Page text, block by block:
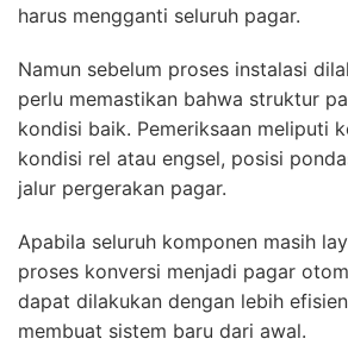
harus mengganti seluruh pagar.
Namun sebelum proses instalasi
perlu memastikan bahwa struktur
kondisi baik. Pemeriksaan meliputi
kondisi rel atau engsel, posisi
jalur pergerakan pagar.
Apabila seluruh komponen masih
proses konversi menjadi pagar
dapat dilakukan dengan lebih
membuat sistem baru dari awal.